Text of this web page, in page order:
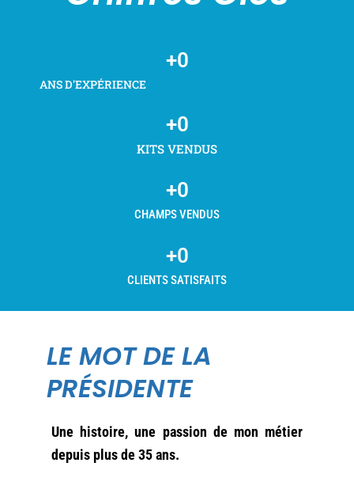
ANS D'EXPÉRIENCE
+0
KITS VENDUS
+0
CHAMPS VENDUS
+0
CLIENTS SATISFAITS
+0
LE MOT DE LA
PRÉSIDENTE
Une histoire, une passion de mon métier
depuis plus de 35 ans.